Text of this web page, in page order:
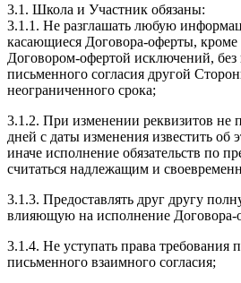
3.1. Школа и Участник обязаны:
3.1.1. Не разглашать любую
касающиеся Договора-оферты,
Договором-офертой исключений, без
письменного согласия другой
неограниченного срока;
3.1.2. При изменении реквизитов не
дней с даты изменения известить об
иначе исполнение обязательств по
считаться надлежащим и
3.1.3. Предоставлять друг другу
влияющую на исполнение Договора-
3.1.4. Не уступать права требования
письменного взаимного согласия;